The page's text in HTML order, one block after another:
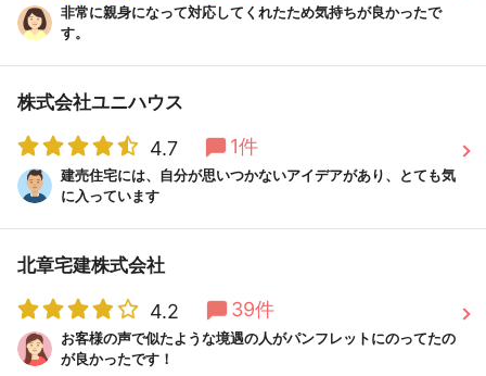
非常に親身になって対応してくれたため気持ちが良かったで
す。
株式会社ユニハウス
4.7 1件
建売住宅には、自分が思いつかないアイデアがあり、とても気
に入っています
北章宅建株式会社
4.2 39件
お客様の声で似たような境遇の人がパンフレットにのってたの
が良かったです！